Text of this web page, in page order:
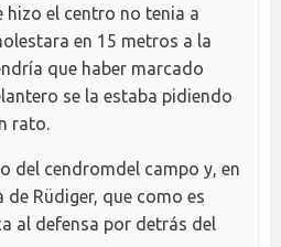
hizo el centro no tenia a
en 15 metros a la
que haber marcado
se la estaba pidiendo
rato.
del cendromdel campo y, en
de Rüdiger, que como es
al defensa por detrás del